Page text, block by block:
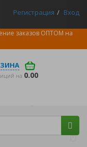
Регистрация Вход
заказов ОПТОМ на
на 0.00